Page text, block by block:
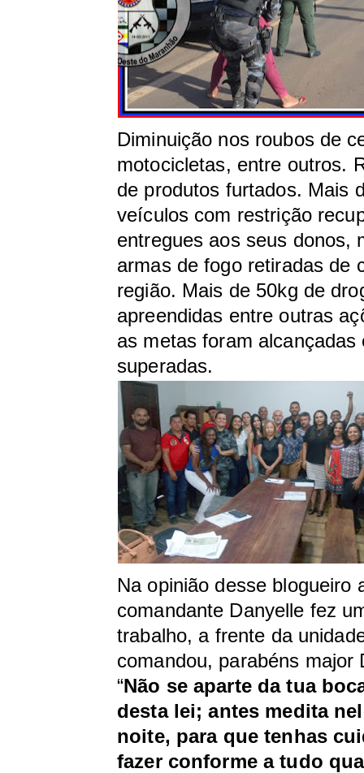
Diminuição nos roubos de
motocicletas, entre outros.
de produtos furtados. Mais
veículos com restrição
entregues aos seus donos,
armas de fogo retiradas de
região. Mais de 50kg de
apreendidas entre outras
as metas foram alcançadas
superadas.
Na opinião desse blogueiro
comandante Danyelle fez
trabalho, a frente da
comandou, parabéns major
“Não se aparte da tua
desta lei; antes medita
noite, para que tenhas
fazer conforme a tudo